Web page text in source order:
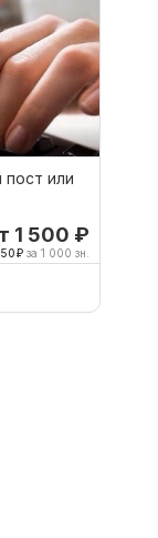
или
1 500 ₽
₽ за 1 000 зн.